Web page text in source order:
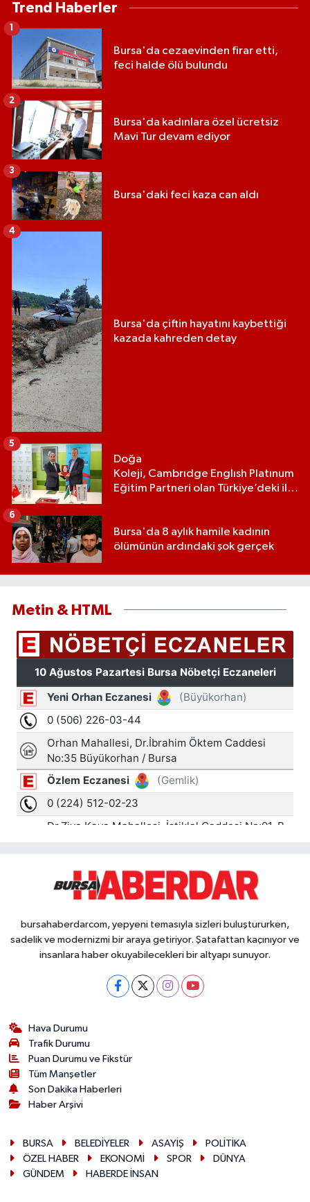
Trend Haberler
Bursa'da cezaevinden firar etti,
feci halde ölü bulundu
Bursa'da kadınlara özel ücretsiz
Mavi Tur devam ediyor
2
Bursa'daki feci kaza can aldı
3
Bursa'da çiftin hayatını kaybettiği
kazada kahreden detay
4
Doğa
Koleji, Cambrıdge Englısh Platınum
Eğitim Partneri olan Türkiye’deki ilk
5
Bursa'da 8 aylık hamile kadının
ölümünün ardındaki şok gerçek
6
Metin & HTML
bursahaberdarcom, yepyeni temasıyla sizleri buluştururken,
sadelik ve modernizmi bir araya getiriyor. Şatafattan kaçınıyor ve
insanlara haber okuyabilecekleri bir altyapı sunuyor.
Hava Durumu
Trafik Durumu
Puan Durumu ve Fikstür
Tüm Manşetler
Son Dakika Haberleri
Haber Arşivi
BURSA BELEDİYELER ASAYİŞ
POLİTİKA
ÖZEL HABER
EKONOMİ SPOR
DÜNYA
GÜNDEM
HABERDE İNSAN